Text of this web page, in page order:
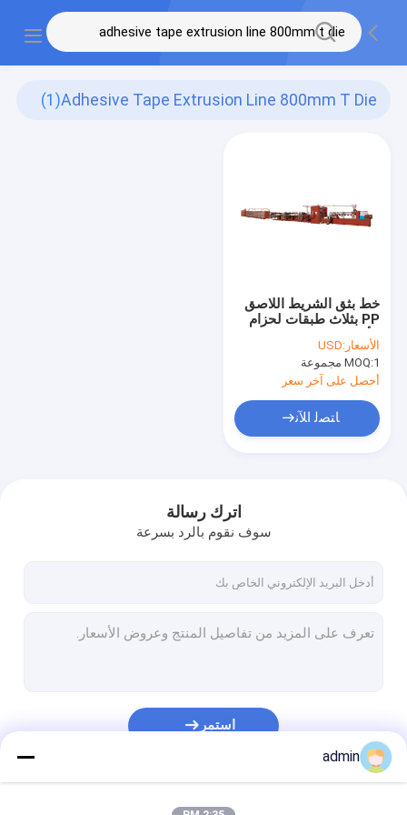
Adhesive Tape Extrusion Line 800mm T Die
(1)
خط بثق الشريط اللاصق
PP بثلاث طبقات لحزام
الأكياس الشبكية 800 مم
الأسعار:USD
MOQ:1 مجموعة
أحصل على آخر سعر
ﺎﺘﺼﻟ ﺍﻶﻧ
اترك رسالة
سوف نقوم بالرد بسرعة
استمر
admin